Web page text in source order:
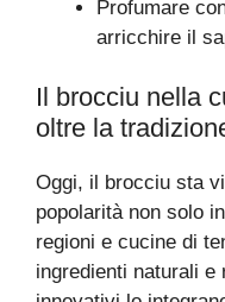
Profumare
arricchire il
Il brocciu nella
oltre la
Oggi, il brocciu sta
popolarità non solo
regioni e cucine di
ingredienti naturali e